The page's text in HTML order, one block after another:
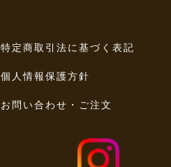
特定商取引法に基づく表記
個人情報保護方針
お問い合わせ・ご注文